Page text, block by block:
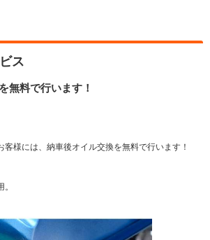
ス
無料で行います！
様には、納車後オイル交換を無料で行います！